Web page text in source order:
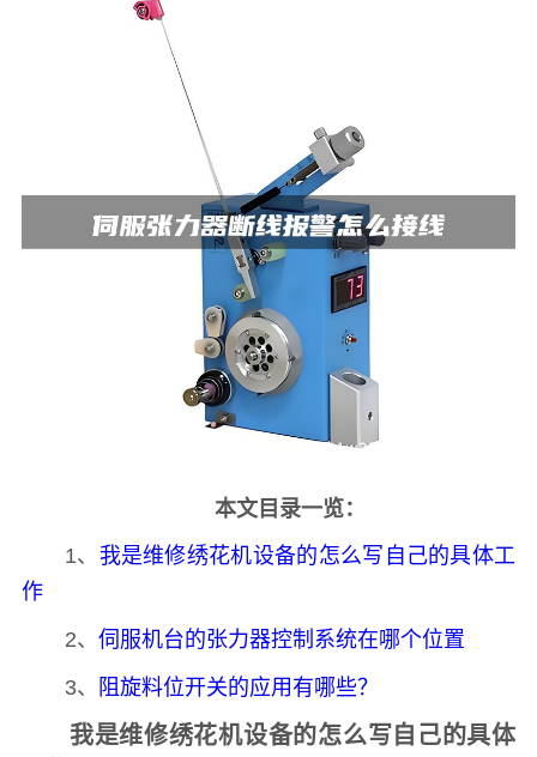
本文目录一览：
1、 我是维修绣花机设备的怎么写自己的具体工
作
2、 伺服机台的张力器控制系统在哪个位置
3、
阻旋料位开关的应用有哪些？
我是维修绣花机设备的怎么写自己的具体